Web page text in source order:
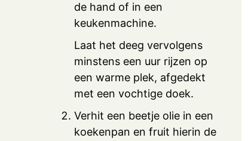
de hand of in een
keukenmachine.
Laat het deeg vervolgens
minstens een uur rijzen op
een warme plek, afgedekt
met een vochtige doek.
Verhit een beetje olie in een
koekenpan en fruit hierin de